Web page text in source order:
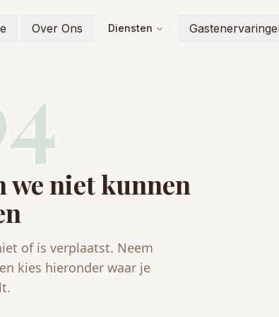
Over Ons Diensten
we niet kunnen
of is verplaatst. Neem
kies hieronder waar je